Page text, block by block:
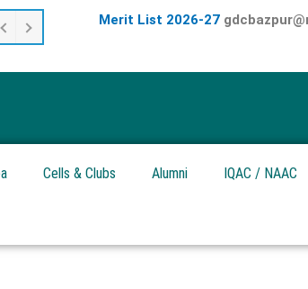
Merit List 2026-27
Cells & Clubs Alumni IQAC / NAAC